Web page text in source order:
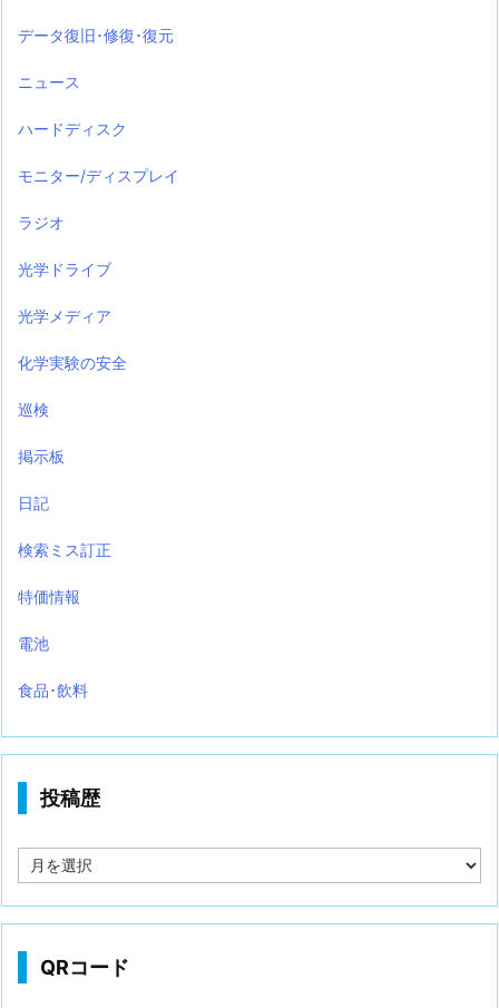
データ復旧･修復･復元
ニュース
ハードディスク
モニター/ディスプレイ
ラジオ
光学ドライブ
光学メディア
化学実験の安全
巡検
掲示板
日記
検索ミス訂正
特価情報
電池
食品･飲料
投稿歴
稿
QRコード